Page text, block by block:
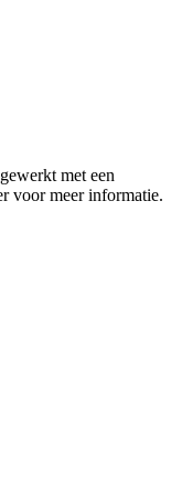
met een
voor meer informatie.